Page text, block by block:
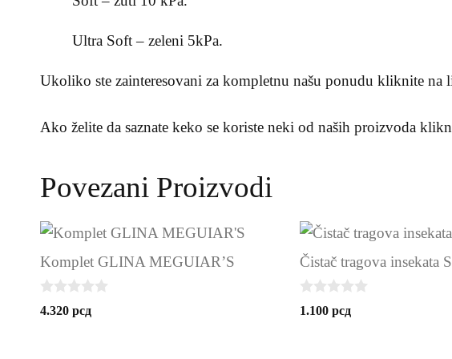
Ultra Soft – zeleni 5kPa.
Ukoliko ste zainteresovani za kompletnu našu ponudu kliknite na
Ako želite da saznate keko se koriste neki od naših proizvoda
Povezani Proizvodi
Komplet GLINA MEGUIAR’S
0
o
4.320 рсд
Čistač tragova insekata
0
o
1.100 рсд